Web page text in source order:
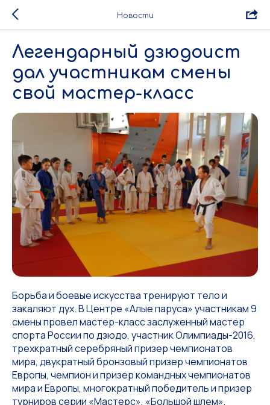
Новости
Легендарный дзюдоист
дал участникам смены
свой мастер-класс
Борьба и боевые искусства тренируют тело и
закаляют дух. В Центре «Алые паруса» участникам 9
смены провел мастер-класс заслуженный мастер
спорта России по дзюдо, участник Олимпиады-2016,
трехкратный серебряный призер чемпионатов
мира, двукратный бронзовый призер чемпионатов
Европы, чемпион и призер командных чемпионатов
мира и Европы, многократный победитель и призер
турниров серии «Мастерс», «Большой шлем»,